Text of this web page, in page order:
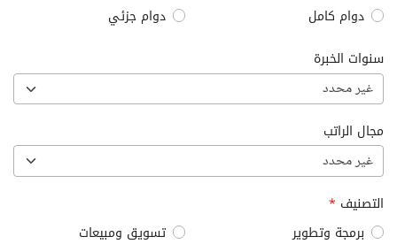
دوام كامل
دوام جزئي
سنوات الخبرة
غير محدد
مجال الراتب
غير محدد
التصنيف *
برمجة وتطوير
تسويق ومبيعات